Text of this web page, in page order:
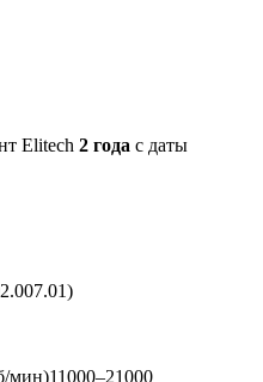
Elitech 2 года с даты
мин)11000–21000